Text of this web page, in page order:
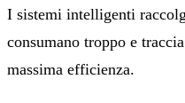
I sistemi intelligenti
consumano troppo e
massima efficienza.